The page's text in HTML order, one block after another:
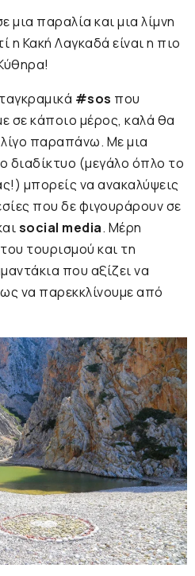
μια παραλία και μια λίμνη
η Κακή Λαγκαδά είναι η πιο
#sos που
σε κάποιο μέρος, καλά θα
παραπάνω. Με μια
διαδίκτυο (μεγάλο όπλο το
μπορείς να ανακαλύψεις
που δε φιγουράρουν σε
social media. Μέρη
τουρισμού και τη
που αξίζει να
να παρεκκλίνουμε από